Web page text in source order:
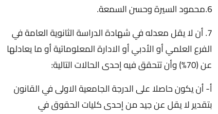
6.محمود السيرة وحسن السمعة.
7. أن لا يقل معدله في شهادة الدراسة الثانوية العامة في
الفرع العلمي أو الأدبي أو الادارة المعلوماتية أو ما يعادلها
عن (70%) وأن تتحقق فيه إحدى الحالات التالية:
أ- أن يكون حاصلا على الدرجة الجامعية الاولى في القانون
بتقدير لا يقل عن جيد من إحدى كليات الحقوق في